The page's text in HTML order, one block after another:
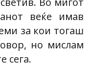
веќе имав
за кои тогаш
но мислам
сега.